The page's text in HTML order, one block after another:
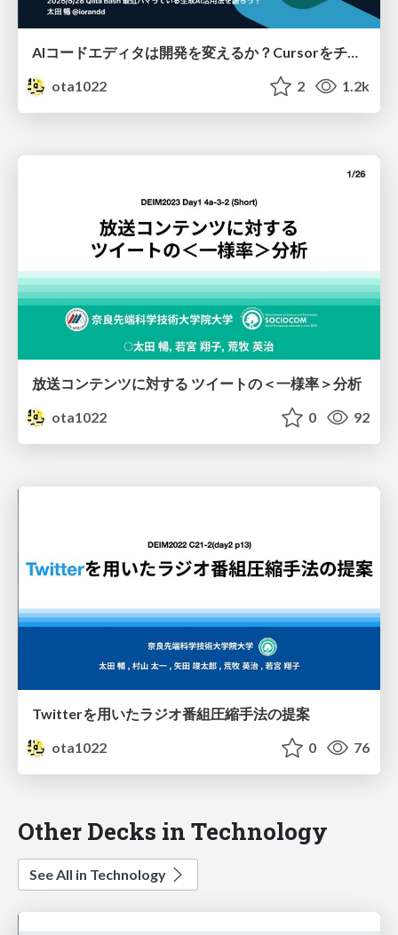
AIコードエディタは開発を変えるか？Cursorをチームに導入して1ヶ月経った本音
ota1022
2 1.2k
放送コンテンツに対する ツイートの＜一様率＞分析
ota1022
0 92
Twitterを用いたラジオ番組圧縮手法の提案
ota1022
0 76
Other Decks in Technology
See All in Technology